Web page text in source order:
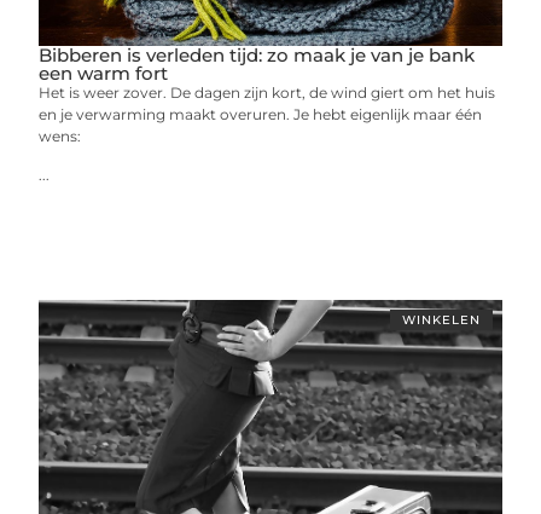
Bibberen is verleden tijd: zo maak je van je bank
een warm fort
Het is weer zover. De dagen zijn kort, de wind giert om het huis
en je verwarming maakt overuren. Je hebt eigenlijk maar één
wens:
...
WINKELEN